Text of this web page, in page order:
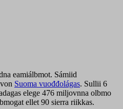
eamiálbmot. Sámiid
Suoma vuođđolágas. Sullii 6
elege 476 miljovnna olbmo
ellet 90 sierra riikkas.